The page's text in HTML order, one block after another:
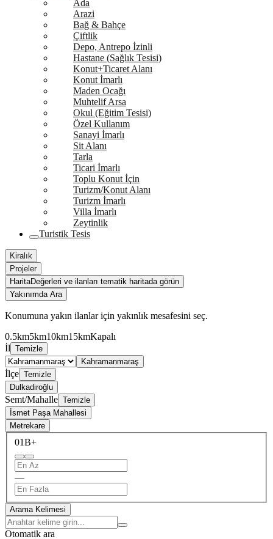
Ada
Arazi
Bağ & Bahçe
Çiftlik
Depo, Antrepo İzinli
Hastane (Sağlık Tesisi)
Konut+Ticaret Alanı
Konut İmarlı
Maden Ocağı
Muhtelif Arsa
Okul (Eğitim Tesisi)
Özel Kullanım
Sanayi İmarlı
Sit Alanı
Tarla
Ticari İmarlı
Toplu Konut İçin
Turizm/Konut Alanı
Turizm İmarlı
Villa İmarlı
Zeytinlik
Turistik Tesis
Kiralık
Projeler
HaritaDeğerleri ve ilanları tematik haritada görün
Yakınımda Ara
Konumuna yakın ilanlar için yakınlık mesafesini seç.
0.5km5km10km15kmKapalı
İl Temizle
Kahramanmaraş
İlçe Temizle
Dulkadiroğlu
Semt/Mahalle Temizle
İsmet Paşa Mahallesi
Metrekare
01B+
—
Arama Kelimesi
Otomatik ara